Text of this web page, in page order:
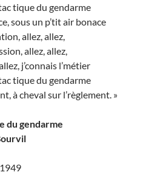
tique du gendarme
sous un p’tit air bonace
allez, allez,
allez, allez,
j’connais l’métier
tique du gendarme
à cheval sur l’règlement. »
du gendarme
1949